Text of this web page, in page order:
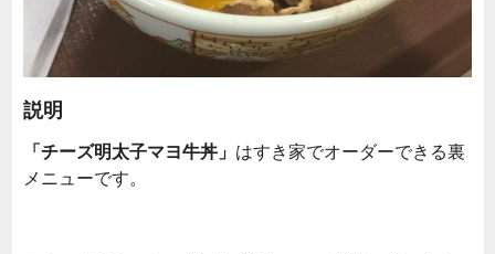
説明
「チーズ明太子マヨ牛丼」 はすき家でオーダーできる裏
メニューです。